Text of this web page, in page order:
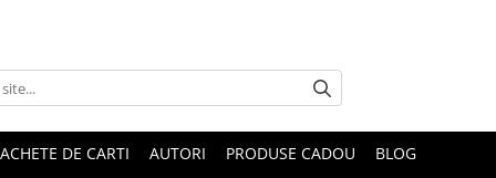
DE CARTI AUTORI PRODUSE CADOU BLOG